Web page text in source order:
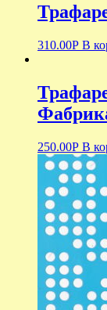
310.00Р В
250.00Р В